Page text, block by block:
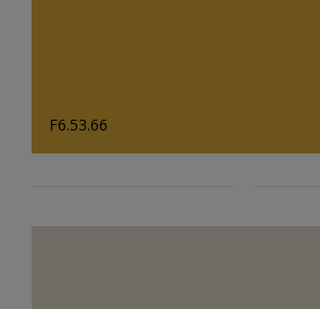
F6.53.66